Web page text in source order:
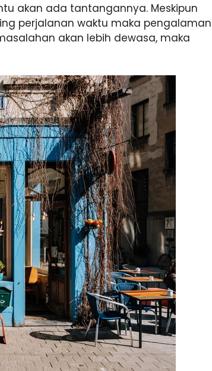
akan ada tantangannya. Meskipun
perjalanan waktu maka pengalaman
akan lebih dewasa, maka